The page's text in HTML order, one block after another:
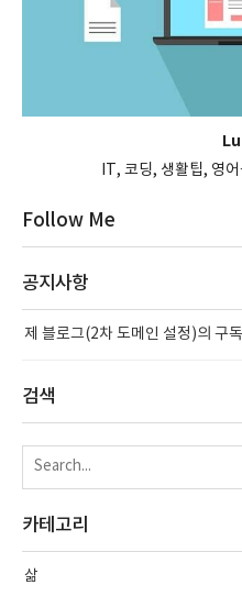
IT, 코딩, 생활팁, 영
Follow Me
공지사항
제 블로그(2차 도메인 설정)의 구
검색
카테고리
삶